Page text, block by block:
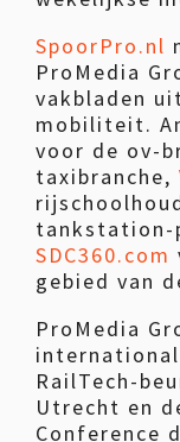
SpoorPro.nl
ProMedia
vakbladen
mobiliteit.
voor de ov-
taxibranche,
tankstation-
SDC360.com
gebied van
ProMedia
RailTech-
Utrecht en
Conference